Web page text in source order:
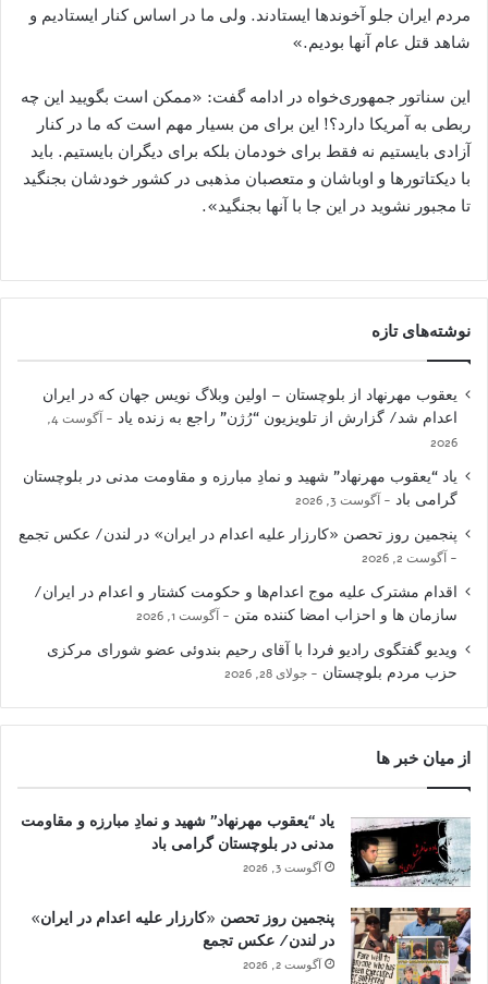
مردم ایران جلو آخوندها ایستادند. ولی ما در اساس کنار ایستادیم و
شاهد قتل عام آنها بودیم.»
اين سناتور جمهورى‌خواه در ادامه گفت: «ممکن است بگویید این چه
ربطی به آمریکا دارد؟! این برای من بسیار مهم است که ما در کنار
آزادی بایستیم نه فقط برای خودمان بلکه برای دیگران بایستیم. باید
با دیکتاتورها و اوباشان و متعصبان مذهبی در کشور خودشان بجنگید
تا مجبور نشوید در این جا با آنها بجنگید».
نوشته‌های تازه
یعقوب مهرنهاد از بلوچستان – اولین وبلاگ نویس جهان که در ایران
اعدام شد/ گزارش از تلویزیون “رُژن” راجع به زنده یاد
آگوست 4,
2026
یاد “یعقوب مهرنهاد” شهید و نمادِ مبارزه و مقاومت مدنی در بلوچستان
گرامی باد
آگوست 3, 2026
پنجمین روز تحصن «کارزار علیه اعدام در ایران» در لندن/ عکس تجمع
آگوست 2, 2026
اقدام مشترک علیه موج اعدام‌ها و حکومت کشتار و اعدام در ایران/
سازمان ها و احزاب امضا کننده متن
آگوست 1, 2026
ویدیو گفتگوی رادیو فردا با آقای رحیم بندوئی عضو شورای مرکزی
حزب مردم بلوچستان
جولای 28, 2026
از میان خبر ها
یاد “یعقوب مهرنهاد” شهید و نمادِ مبارزه و مقاومت
مدنی در بلوچستان گرامی باد
آگوست 3, 2026
پنجمین روز تحصن «کارزار علیه اعدام در ایران»
در لندن/ عکس تجمع
آگوست 2, 2026